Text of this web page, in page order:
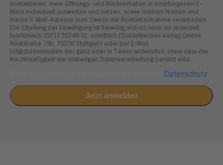
kontaktieren, mein Öffnungs- und Klickverhalten in empfangenen E-
Mails individuell auswerten und nutzen, sowie meinen Namen und
meine E-Mail-Adresse zum Zweck der Kontaktaufnahme verarbeiten.
Die Erteilung der Einwilligung ist freiwillig und ich kann sie jederzeit
telefonisch (0711 55349-0), schriftlich (DoldeMedien Verlag GmbH,
Naststraße 19b, 70376 Stuttgart) oder per E-Mail
(nl@doldemedien.de) ganz oder in Teilen widerrufen, ohne dass die
Rechtmäßigkeit der bisherigen Datenverarbeitung berührt wird.
Datenschutz